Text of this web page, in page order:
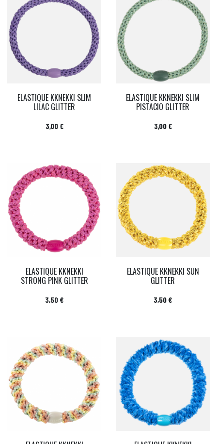
ELASTIQUE KKNEKKI SLIM
LILAC GLITTER
Prix
3,00 €
ELASTIQUE KKNEKKI SLIM
PISTACIO GLITTER
Prix
3,00 €
ELASTIQUE KKNEKKI
STRONG PINK GLITTER
Prix
3,50 €
ELASTIQUE KKNEKKI SUN
GLITTER
Prix
3,50 €